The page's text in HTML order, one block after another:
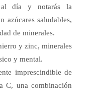
día y notarás la
azúcares saludables,
de minerales.
y zinc, minerales
y mental.
imprescindible de
C, una combinación